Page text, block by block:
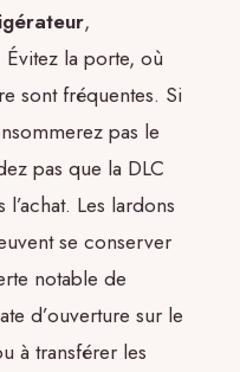
,
la porte, où
sont fréquentes. Si
pas le
pas que la DLC
Les lardons
se conserver
notable de
d’ouverture sur le
à transférer les